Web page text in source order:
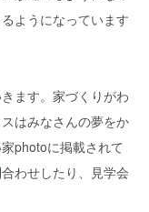
ようになっています
ます。家づくりがわ
はみなさんの夢をか
photoに掲載されて
わせしたり、見学会